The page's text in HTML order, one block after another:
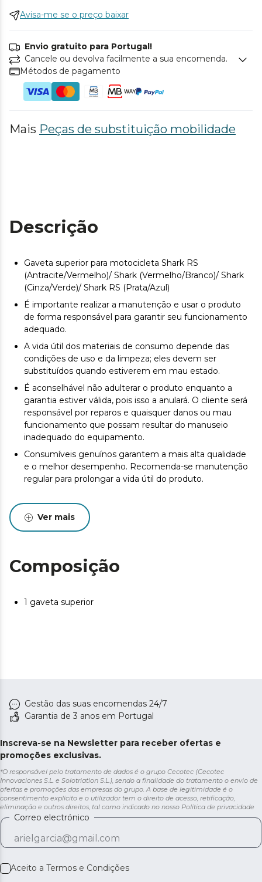
Avisa-me se o preço baixar
Envio gratuito para Portugal!
Cancele ou devolva facilmente a sua encomenda.
Métodos de pagamento
Mais Peças de substituição mobilidade
Descrição
Gaveta superior para motocicleta Shark RS
(Antracite/Vermelho)/ Shark (Vermelho/Branco)/ Shark
(Cinza/Verde)/ Shark RS (Prata/Azul)
É importante realizar a manutenção e usar o produto
de forma responsável para garantir seu funcionamento
adequado.
A vida útil dos materiais de consumo depende das
condições de uso e da limpeza; eles devem ser
substituídos quando estiverem em mau estado.
É aconselhável não adulterar o produto enquanto a
garantia estiver válida, pois isso a anulará. O cliente será
responsável por reparos e quaisquer danos ou mau
funcionamento que possam resultar do manuseio
inadequado do equipamento.
Consumíveis genuínos garantem a mais alta qualidade
e o melhor desempenho. Recomenda-se manutenção
regular para prolongar a vida útil do produto.
Ver mais
Composição
1 gaveta superior
Gestão das suas encomendas 24/7
Garantia de 3 anos em Portugal
Inscreva-se na Newsletter para receber ofertas e
promoções exclusivas.
*O responsável pelo tratamento de dados é o grupo Cecotec (Cecotec
Innovaciones S.L. e Solotriatlon S.L.), sendo a finalidade do tratamento o envio de
ofertas e promoções das empresas do grupo. A base de legitimidade é o
consentimento explícito e o utilizador tem o direito de acesso, retificação,
eliminação e outros direitos, tal como indicado no nosso Política de privacidade
Correo electrónico
Aceito a Termos e Condições